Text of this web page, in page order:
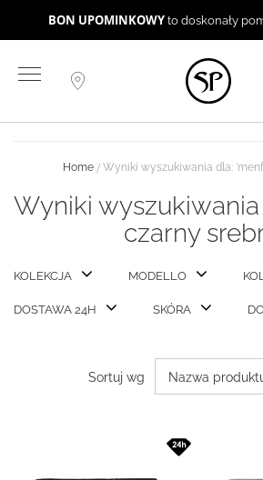
BON UPOMINKOWY to doskonały
do
treści
Home Wyniki wyszukiwania dla:
Wyniki
czarny
KOLEKCJA MODELLO
DOSTAWA 24H SKÓRA
Sortuj wg